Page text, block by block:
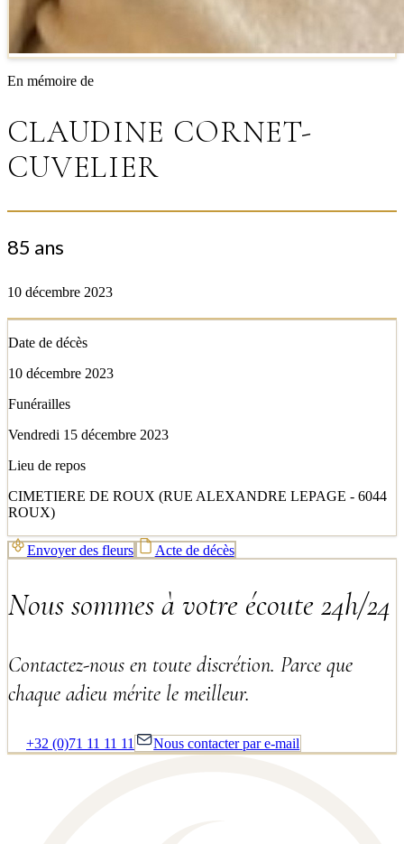
En mémoire de
CLAUDINE CORNET-
CUVELIER
85 ans
10 décembre 2023
Date de décès
10 décembre 2023
Funérailles
Vendredi 15 décembre 2023
Lieu de repos
CIMETIERE DE ROUX (RUE ALEXANDRE LEPAGE - 6044
ROUX)
Envoyer des fleurs Acte de décès
Nous sommes à votre écoute 24h/24
Contactez-nous en toute discrétion. Parce que
chaque adieu mérite le meilleur.
+32 (0)71 11 11 11 Nous contacter par e-mail